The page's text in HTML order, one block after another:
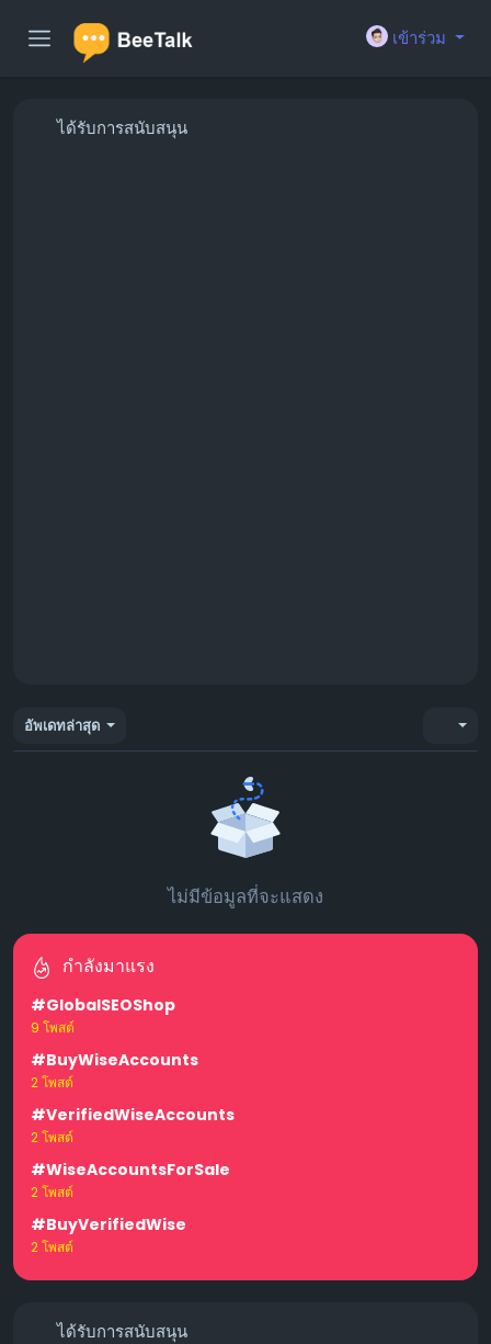
เข้าร่วม
ได้รับการสนับสนุน
อัพเดทล่าสุด
ไม่มีข้อมูลที่จะแสดง
กำลังมาแรง
#GlobalSEOShop
9 โพสต์
#BuyWiseAccounts
2 โพสต์
#VerifiedWiseAccounts
2 โพสต์
#WiseAccountsForSale
2 โพสต์
#BuyVerifiedWise
2 โพสต์
ได้รับการสนับสนุน